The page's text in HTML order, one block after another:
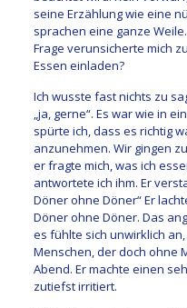
seine Erzählung wie eine
sprachen eine ganze
Frage verunsicherte mich
Essen einladen?
Ich wusste fast nichts zu
„ja, gerne“. Es war wie in
spürte ich, dass es richtig
anzunehmen. Wir gingen
er fragte mich, was ich
antwortete ich ihm. Er
Döner ohne Döner“ Er
Döner ohne Döner. Das
es fühlte sich unwirklich
Menschen, der doch ohne
Abend. Er machte einen
zutiefst irritiert.